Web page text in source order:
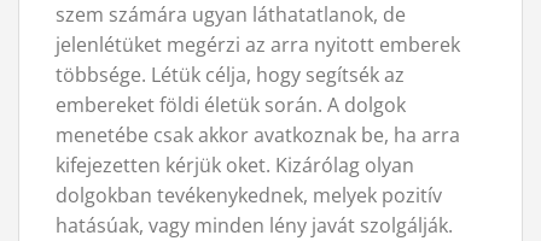
szem számára ugyan láthatatlanok, de
jelenlétüket megérzi az arra nyitott emberek
többsége. Létük célja, hogy segítsék az
embereket földi életük során. A dolgok
menetébe csak akkor avatkoznak be, ha arra
kifejezetten kérjük oket. Kizárólag olyan
dolgokban tevékenykednek, melyek pozitív
hatásúak, vagy minden lény javát szolgálják.